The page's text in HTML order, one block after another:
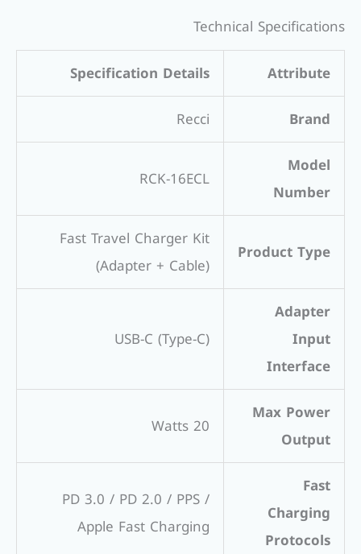
Technical Specifications
Attribute
Specification Details
Brand
Recci
Model
Number
RCK-16ECL
Product Type
Fast Travel Charger Kit
(Adapter + Cable)
Adapter
Input
Interface
USB-C (Type-C)
Max Power
Output
20 Watts
Fast
Charging
Protocols
PD 3.0 / PD 2.0 / PPS /
Apple Fast Charging